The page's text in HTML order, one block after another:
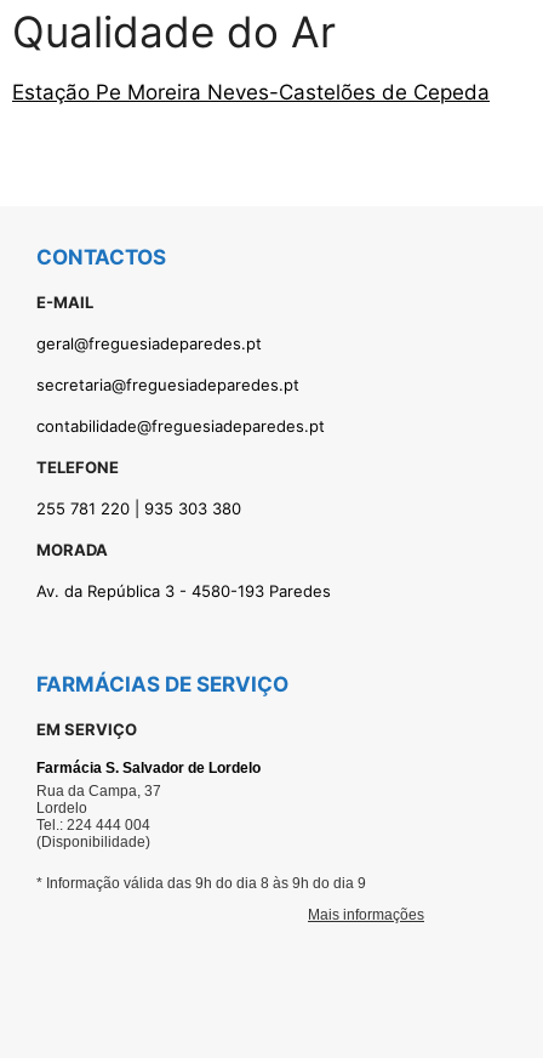
Qualidade do Ar
Estação Pe Moreira Neves-Castelões de Cepeda
CONTACTOS
E-MAIL
geral@freguesiadeparedes.pt
secretaria@freguesiadeparedes.pt
contabilidade@freguesiadeparedes.pt
TELEFONE
255 781 220 | 935 303 380
MORADA
Av. da República 3 - 4580-193 Paredes
FARMÁCIAS DE SERVIÇO
EM SERVIÇO